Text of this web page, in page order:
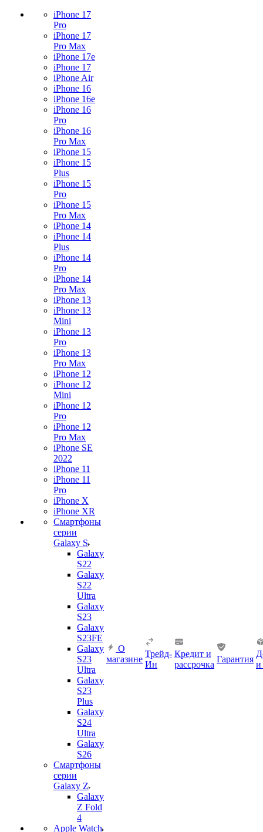
iPhone 17
Pro
iPhone 17
Pro Max
iPhone 17e
iPhone 17
iPhone Air
iPhone 16
iPhone 16e
iPhone 16
Pro
iPhone 16
Pro Max
iPhone 15
iPhone 15
Plus
iPhone 15
Pro
iPhone 15
Pro Max
iPhone 14
iPhone 14
Plus
iPhone 14
Pro
iPhone 14
Pro Max
iPhone 13
iPhone 13
Mini
iPhone 13
Pro
iPhone 13
Pro Max
iPhone 12
iPhone 12
Mini
iPhone 12
Pro
iPhone 12
Pro Max
iPhone SE
2022
iPhone 11
iPhone 11
Pro
iPhone X
iPhone XR
Смартфоны
серии
Galaxy S
Galaxy
S22
Galaxy
S22
Ultra
Galaxy
S23
Galaxy
S23FE
Galaxy
S23
Ultra
Galaxy
S23
Plus
Galaxy
S24
Ultra
Galaxy
S26
Смартфоны
серии
Galaxy Z
Galaxy
Z Fold
4
Apple Watch
О
магазине
Трейд-
Ин
Кредит и
рассрочка
Гарантия
и